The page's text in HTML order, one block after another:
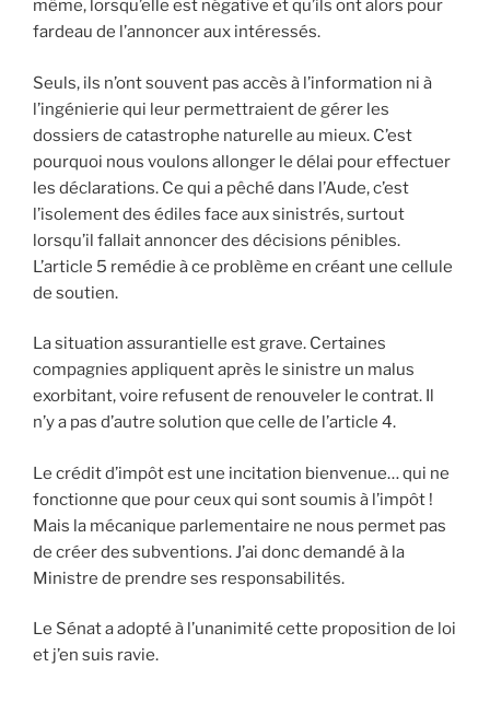
même, lorsqu’elle est négative et qu’ils ont alors pour
fardeau de l’annoncer aux intéressés.
Seuls, ils n’ont souvent pas accès à l’information ni à
l’ingénierie qui leur permettraient de gérer les
dossiers de catastrophe naturelle au mieux. C’est
pourquoi nous voulons allonger le délai pour effectuer
les déclarations. Ce qui a pêché dans l’Aude, c’est
l’isolement des édiles face aux sinistrés, surtout
lorsqu’il fallait annoncer des décisions pénibles.
L’article 5 remédie à ce problème en créant une cellule
de soutien.
La situation assurantielle est grave. Certaines
compagnies appliquent après le sinistre un malus
exorbitant, voire refusent de renouveler le contrat. Il
n’y a pas d’autre solution que celle de l’article 4.
Le crédit d’impôt est une incitation bienvenue… qui ne
fonctionne que pour ceux qui sont soumis à l’impôt !
Mais la mécanique parlementaire ne nous permet pas
de créer des subventions. J’ai donc demandé à la
Ministre de prendre ses responsabilités.
Le Sénat a adopté à l’unanimité cette proposition de loi
et j’en suis ravie.